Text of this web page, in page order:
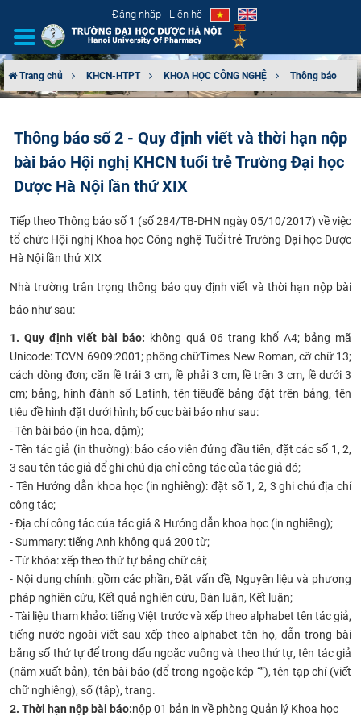
Đăng nhập Liên hệ
CƠ CẤU TỔ CHỨC
TUYỂN SINH
ĐÀO TẠO
ĐẢM BẢO CHẤT LƯỢNG
KHOA HỌC CÔNG NGHỆ
HTQT
CỰU NGƯỜI HỌC
Trang chủ KHCN-HTPT KHOA HỌC CÔNG NGHỆ Thông báo
Thông báo số 2 - Quy định viết và thời hạn nộp
bài báo Hội nghị KHCN tuổi trẻ Trường Đại học
Dược Hà Nội lần thứ XIX
​Tiếp theo Thông báo số 1 (số 284/TB-DHN ngày 05/10/2017) về việc
tổ chức Hội nghị Khoa học Công nghệ Tuổi trẻ Trường Đại học Dược
Hà Nội lần thứ XIX
​Nhà trường trân trọng thông báo quy định viết và thời hạn nộp bài
báo như sau:
1. Quy định viết bài báo: không quá 06 trang khổ A4; bảng mã
Unicode: TCVN 6909:2001; phông chữTimes New Roman, cỡ chữ 13;
cách dòng đơn; căn lềtrái 3 cm, lề phải 3 cm, lề trên 3 cm, lề dưới 3
cm; bảng, hình đánh số Latinh, tên tiêuđề bảng đặt trên bảng, tên
tiêu đề hình đặt dưới hình; bố cục bài báo như sau:
- Tên bài báo (in hoa, đậm);
- Tên tác giả (in thường): báo cáo viên đứng đầu tiên, đặt các số 1, 2,
3 sau tên tác giả để ghi chú địa chỉ công tác của tác giả đó;
- Tên Hướng dẫn khoa học (in nghiêng): đặt số 1, 2, 3 ghi chú địa chỉ
công tác;
- Địa chỉ công tác của tác giả & Hướng dẫn khoa học (in nghiêng);
- Summary: tiếng Anh không quá 200 từ;
- Từ khóa: xếp theo thứ tự bảng chữ cái;
- Nội dung chính: gồm các phần, Đặt vấn đề, Nguyên liệu và phương
pháp nghiên cứu, Kết quả nghiên cứu, Bàn luận, Kết luận;
- Tài liệu tham khảo: tiếng Việt trước và xếp theo alphabet tên tác giả,
tiếng nước ngoài viết sau xếp theo alphabet tên họ, dẫn trong bài
bằng số thứ tự để trong dấu ngoặc vuông và theo thứ tự, tên tác giả
(năm xuất bản), tên bài báo (để trong ngoặc kép “”), tên tạp chí (viết
chữ nghiêng), số (tập), trang.​
2. Thời hạn nộp bài báo:nộp 01 bản in về phòng Quản lý Khoa học